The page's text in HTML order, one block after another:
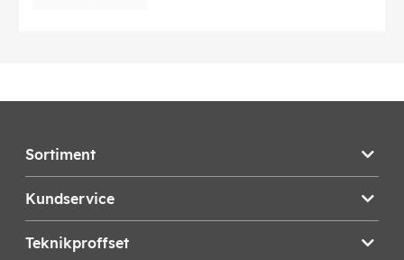
Sortiment
Kundservice
Teknikproffset